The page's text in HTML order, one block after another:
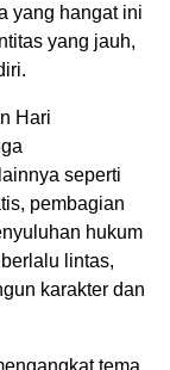
yang hangat ini
yang jauh,
Hari
seperti
pembagian
hukum
lintas,
karakter dan
tema